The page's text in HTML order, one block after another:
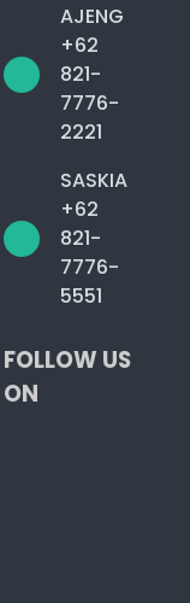
AJENG
+62
821-
7776-
2221
SASKIA
+62
821-
7776-
5551
FOLLOW US
ON